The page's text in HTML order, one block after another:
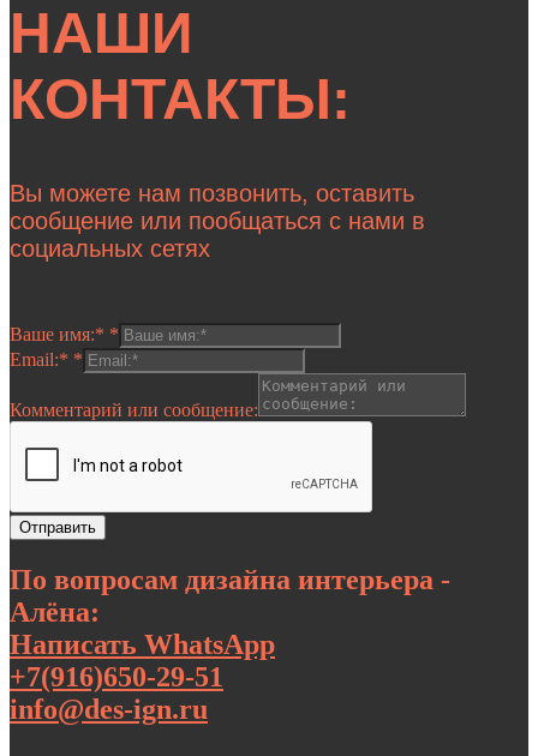
НАШИ
КОНТАКТЫ:
Вы можете нам позвонить, оставить
сообщение или пообщаться с нами в
социальных сетях
Ваше имя:* *
Email:* *
Комментарий или сообщение:
Отправить
По вопросам дизайна интерьера -
Алёна:
Написать WhatsApp
+7(916)650-29-51
info@des-ign.ru